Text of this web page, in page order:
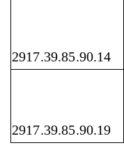
2917.39.85.90.14
2917.39.85.90.19